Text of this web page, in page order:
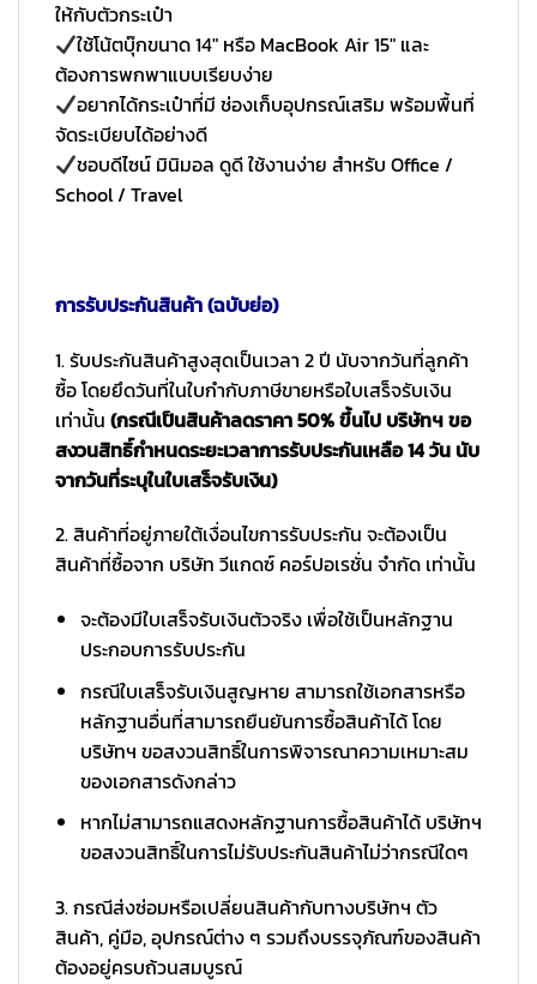
ให้กับตัวกระเป๋า
ใช้โน้ตบุ๊กขนาด 14″ หรือ MacBook Air 15″ และ
ต้องการพกพาแบบเรียบง่าย
อยากได้กระเป๋าที่มี ช่องเก็บอุปกรณ์เสริม พร้อมพื้นที่
จัดระเบียบได้อย่างดี
ชอบดีไซน์ มินิมอล ดูดี ใช้งานง่าย สำหรับ Office /
School / Travel
การรับประกันสินค้า (ฉบับย่อ)
1. รับประกันสินค้าสูงสุดเป็นเวลา 2 ปี นับจากวันที่ลูกค้า
ซื้อ โดยยึดวันที่ในใบกำกับภาษีขายหรือใบเสร็จรับเงิน
เท่านั้น (กรณีเป็นสินค้าลดราคา 50% ขึ้นไป บริษัทฯ ขอ
สงวนสิทธิ์กำหนดระยะเวลาการรับประกันเหลือ 14 วัน นับ
จากวันที่ระบุในใบเสร็จรับเงิน)
2. สินค้าที่อยู่ภายใต้เงื่อนไขการรับประกัน จะต้องเป็น
สินค้าที่ซื้อจาก บริษัท วีแกดซ์ คอร์ปอเรชั่น จำกัด เท่านั้น
จะต้องมีใบเสร็จรับเงินตัวจริง เพื่อใช้เป็นหลักฐาน
ประกอบการรับประกัน
กรณีใบเสร็จรับเงินสูญหาย สามารถใช้เอกสารหรือ
หลักฐานอื่นที่สามารถยืนยันการซื้อสินค้าได้ โดย
บริษัทฯ ขอสงวนสิทธิ์ในการพิจารณาความเหมาะสม
ของเอกสารดังกล่าว
หากไม่สามารถแสดงหลักฐานการซื้อสินค้าได้ บริษัทฯ
ขอสงวนสิทธิ์ในการไม่รับประกันสินค้าไม่ว่ากรณีใดๆ
3. กรณีส่งซ่อมหรือเปลี่ยนสินค้ากับทางบริษัทฯ ตัว
สินค้า, คู่มือ, อุปกรณ์ต่าง ๆ รวมถึงบรรจุภัณฑ์ของสินค้า
ต้องอยู่ครบถ้วนสมบูรณ์